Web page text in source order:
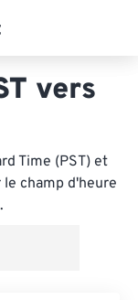
vers
Time (PST) et
le champ d'heure